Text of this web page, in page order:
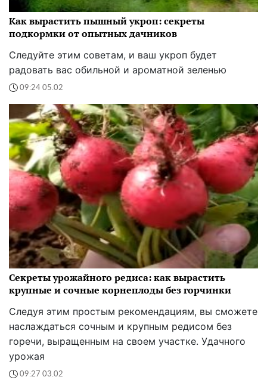
Как вырастить пышный укроп: секреты
подкормки от опытных дачников
Следуйте этим советам, и ваш укроп будет
радовать вас обильной и ароматной зеленью
09:24 05.02
Секреты урожайного редиса: как вырастить
крупные и сочные корнеплоды без горчинки
Следуя этим простым рекомендациям, вы сможете
наслаждаться сочным и крупным редисом без
горечи, выращенным на своем участке. Удачного
урожая
09:27 03.02